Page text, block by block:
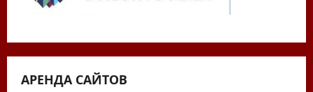
АРЕНДА САЙТОВ